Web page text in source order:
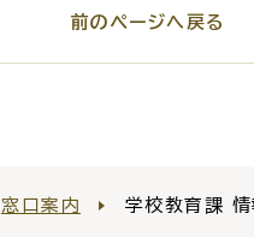
前のページへ戻る
窓口案内 学校教育課 情